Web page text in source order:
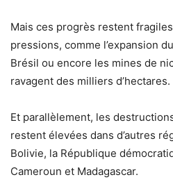
Mais ces progrès restent
pressions, comme l’expansion
Brésil ou encore les mines de
ravagent des milliers d’hectares.
Et parallèlement, les
restent élevées dans d’autres
Bolivie, la République
Cameroun et Madagascar.